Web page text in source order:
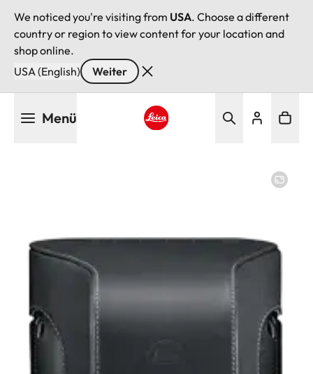
We noticed you're visiting from USA. Choose a different
country or region to view content for your location and
shop online.
USA (English)
Weiter
Menü